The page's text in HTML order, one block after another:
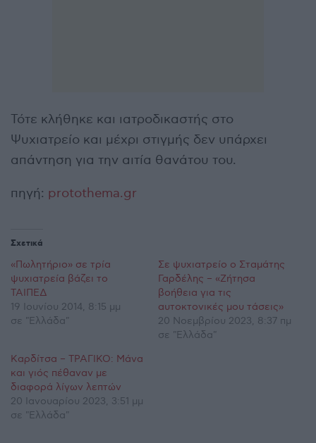
Τότε κλήθηκε και ιατροδικαστής στο
Ψυχιατρείο και μέχρι στιγμής δεν υπάρχει
απάντηση για την αιτία θανάτου του.
πηγή: protothema.gr
Σχετικά
«Πωλητήριο» σε τρία
ψυχιατρεία βάζει το
ΤΑΙΠΕΔ
19 Ιουνίου 2014, 8:15 μμ
σε "Ελλάδα"
Σε ψυχιατρείο ο Σταμάτης
Γαρδέλης – «Ζήτησα
βοήθεια για τις
αυτοκτονικές μου τάσεις»
20 Νοεμβρίου 2023, 8:37 πμ
σε "Ελλάδα"
Καρδίτσα – ΤΡΑΓΙΚΟ: Μάνα
και γιός πέθαναν με
διαφορά λίγων λεπτών
20 Ιανουαρίου 2023, 3:51 μμ
σε "Ελλάδα"